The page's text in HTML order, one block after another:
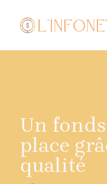
contenu
Un
place
qualité